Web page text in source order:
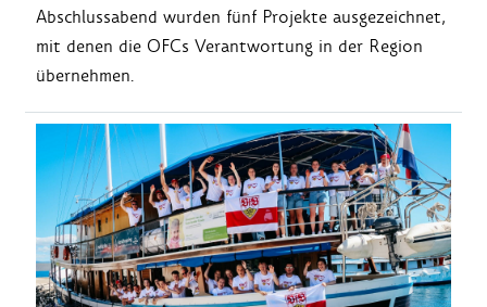
Abschlussabend wurden fünf Projekte ausgezeichnet,
mit denen die OFCs Verantwortung in der Region
übernehmen.